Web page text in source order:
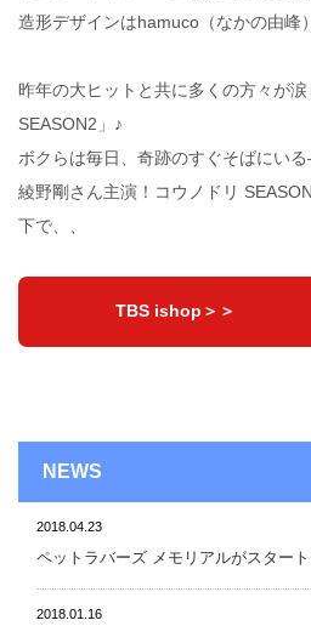
造形デザインはhamuco（なかの由峰
昨年の大ヒットと共に多くの方々が
SEASON2」♪
ボクらは毎日、奇跡のすぐそばにい
綾野剛さん主演！コウノドリ
下で、、
TBS ishop＞＞
NEWS
2018.04.23
ペットラバーズ メモリアルがスタート
2018.01.16